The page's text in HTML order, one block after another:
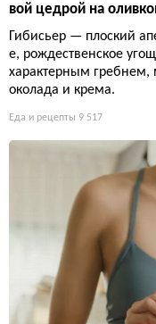
вой цедрой на
Гибисьер — плоский
е, рождественское
характерным
околада и крема.
Еда и рецепты 9 517